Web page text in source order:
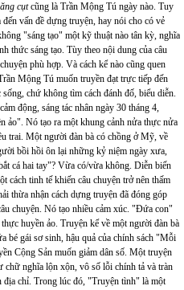
cụtcũng là Trần Mộng Tú ngày nào. Tuy
vấn đề dựng truyện, hay nói cho có vẻ
"sáng tạo" một kỹ thuật nào tân kỳ, nghĩa
thức sáng tạo. Tùy theo nội dung của câu
phù hợp. Và cách kể nào cũng quen
Mộng Tú muốn truyền đạt trực tiếp đến
chứ không tìm cách đánh đố, biểu diễn.
động, sáng tác nhân ngày 30 tháng 4,
ảo". Nó tạo ra một khung cảnh nửa thực nửa
trai. Một người đàn bà có chồng ở Mỹ, về
bồi hồi ôn lại những kỷ niệm ngày xưa,
cá hai tay"? Vừa có/vừa không. Diễn biến
cách tinh tế khiến câu chuyện trở nên thấm
thừa nhận cách dựng truyện đã đóng góp
chuyện. Nó tạo nhiều cảm xúc. "Đứa con"
huyền ảo. Truyện kể về một người đàn bà
bé gái sơ sinh, hậu quả của chính sách "Mỗi
Cộng Sản muốn giảm dân số. Một truyện
nghĩa lộn xộn, vô số lỗi chính tả và tràn
chỉ. Trong lúc đó, "Truyện tình" là một